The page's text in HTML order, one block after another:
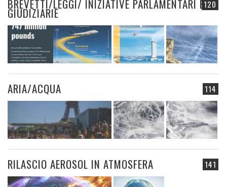
120
BREVETTI/LEGGI/ INIZIATIVE PARLAMENTARI E
GIUDIZIARIE
114
ARIA/ACQUA
141
RILASCIO AEROSOL IN ATMOSFERA